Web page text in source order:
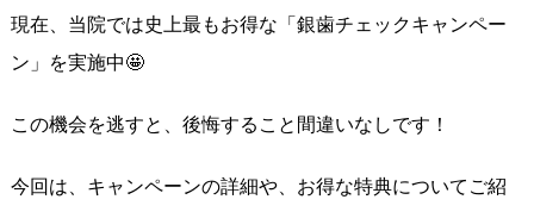
現在、当院では史上最もお得な「銀歯チェックキャンペー
ン」を実施中🤩
この機会を逃すと、後悔すること間違いなしです！
今回は、キャンペーンの詳細や、お得な特典についてご紹